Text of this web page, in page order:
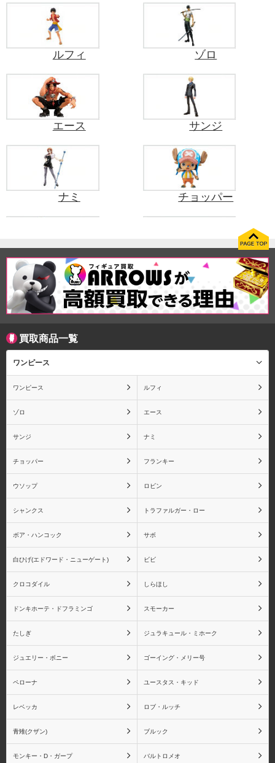
ルフィ ゾロ
エース サンジ
ナミ チョッパー
フランキー ウソップ
ロビン
トラファルガー・ロー
白ひげ(エドワード・ニュ
ーゲート)
ビビ
ドンキホーテ・ドフラミ
スモーカー たしぎ
買取商品一覧
ワンピース
ワンピース ルフィ
ゾロ エース
サンジ ナミ
チョッパー フランキー
ウソップ ロビン
シャンクス トラファルガー・ロー
ボア・ハンコック サボ
白ひげ(エドワード・ニューゲート) ビビ
クロコダイル しらほし
ドンキホーテ・ドフラミンゴ スモーカー
たしぎ ジュラキュール・ミホーク
ジュエリー・ボニー ゴーイング・メリー号
ペローナ ユースタス・キッド
レベッカ ロブ・ルッチ
青雉(クザン) ブルック
モンキー・D・ガープ バルトロメオ